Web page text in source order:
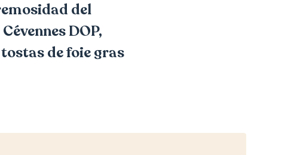
del
DOP,
de foie gras